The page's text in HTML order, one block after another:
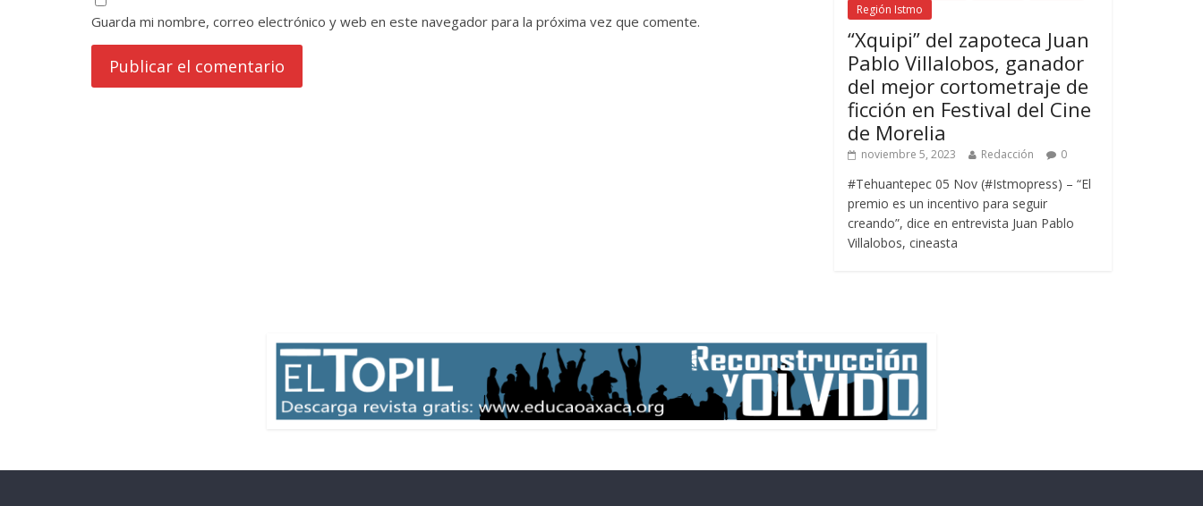
Guarda mi nombre, correo electrónico y web en este navegador para la próxima vez que comente.
Región Istmo
“Xquipi” del zapoteca Juan
Pablo Villalobos, ganador
del mejor cortometraje de
ficción en Festival del Cine
de Morelia
noviembre 5, 2023 Redacción 0
#Tehuantepec 05 Nov (#Istmopress) – “El
premio es un incentivo para seguir
creando”, dice en entrevista Juan Pablo
Villalobos, cineasta